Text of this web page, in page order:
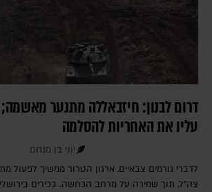
דרום לבנון: חיזבאללה מתנער
עליו את האחריות להסלמה
יוני בן מנחם
לדברי גורמים צבאיים, ארגון הטרור ממשיך לפעול
צה"ל, תוך שמירה על מרחב הכחשה. בכירים